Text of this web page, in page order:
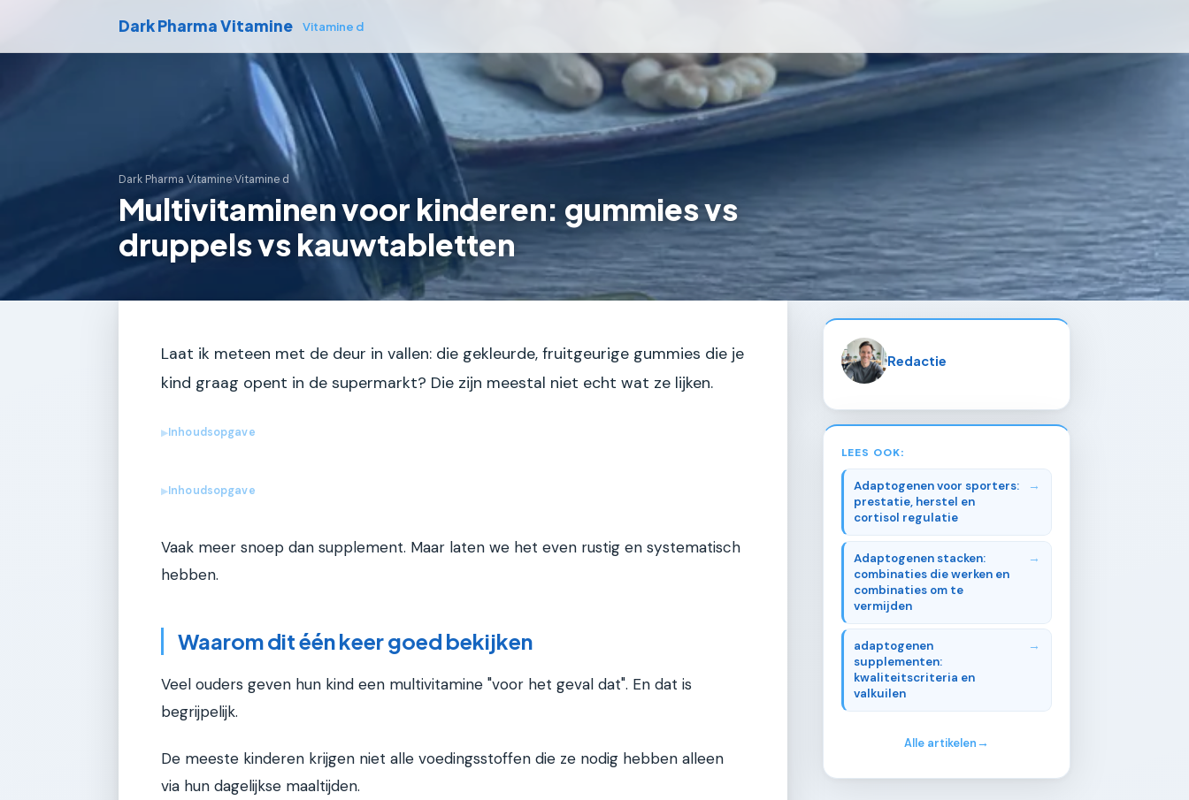
Dark Pharma Vitamine Vitamine d
Dark Pharma Vitamine›Vitamine d
Multivitaminen voor kinderen: gummies vs
druppels vs kauwtabletten
Laat ik meteen met de deur in vallen: die gekleurde, fruitgeurige gummies die je
kind graag opent in de supermarkt? Die zijn meestal niet echt wat ze lijken.
▶Inhoudsopgave
▶Inhoudsopgave
Vaak meer snoep dan supplement. Maar laten we het even rustig en systematisch
hebben.
Waarom dit één keer goed bekijken
Veel ouders geven hun kind een multivitamine "voor het geval dat". En dat is
begrijpelijk.
De meeste kinderen krijgen niet alle voedingsstoffen die ze nodig hebben alleen
via hun dagelijkse maaltijden.
Redactie
LEES OOK:
Adaptogenen voor sporters:
prestatie, herstel en
cortisol regulatie
Adaptogenen stacken:
combinaties die werken en
combinaties om te
vermijden
adaptogenen
supplementen:
kwaliteitscriteria en
valkuilen
Alle artikelen